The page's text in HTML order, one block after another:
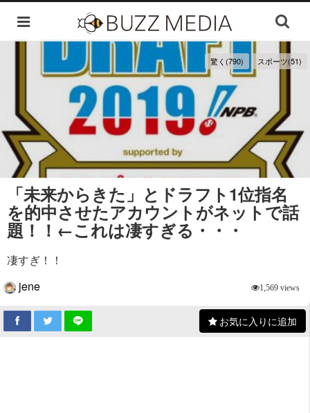
驚く(790) スポーツ(51)
「未来からきた」とドラフト1位指名
を的中させたアカウントがネットで話
題！！←これは凄すぎる・・・
凄すぎ！！
jene
1,569 views
お気に入りに追加